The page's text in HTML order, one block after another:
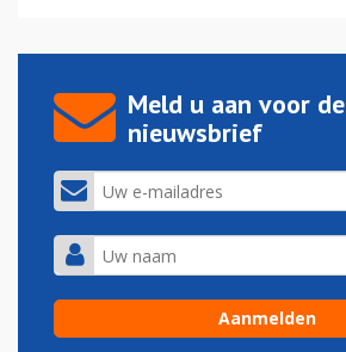
Meld u aan voor de
nieuwsbrief